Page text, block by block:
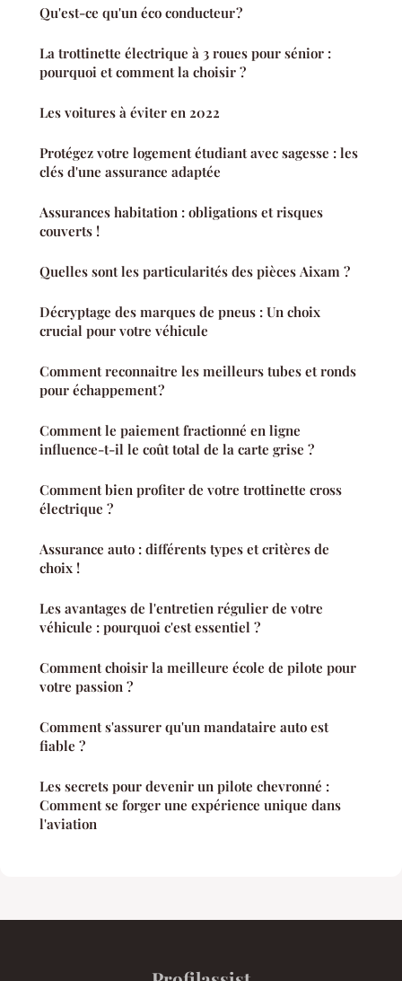
Qu'est-ce qu'un éco conducteur ?
La trottinette électrique à 3 roues pour sénior :
pourquoi et comment la choisir ?
Les voitures à éviter en 2022
Protégez votre logement étudiant avec sagesse : les
clés d'une assurance adaptée
Assurances habitation : obligations et risques
couverts !
Quelles sont les particularités des pièces Aixam ?
Décryptage des marques de pneus : Un choix
crucial pour votre véhicule
Comment reconnaitre les meilleurs tubes et ronds
pour échappement ?
Comment le paiement fractionné en ligne
influence-t-il le coût total de la carte grise ?
Comment bien profiter de votre trottinette cross
électrique ?
Assurance auto : différents types et critères de
choix !
Les avantages de l'entretien régulier de votre
véhicule : pourquoi c'est essentiel ?
Comment choisir la meilleure école de pilote pour
votre passion ?
Comment s'assurer qu'un mandataire auto est
fiable ?
Les secrets pour devenir un pilote chevronné :
Comment se forger une expérience unique dans
l'aviation